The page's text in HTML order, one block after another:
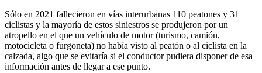
Sólo en 2021 fallecieron en vías interurbanas 110 peatones y 31
ciclistas y la mayoría de estos siniestros se produjeron por un
atropello en el que un vehículo de motor (turismo, camión,
motocicleta o furgoneta) no había visto al peatón o al ciclista en la
calzada, algo que se evitaría si el conductor pudiera disponer de esa
información antes de llegar a ese punto.